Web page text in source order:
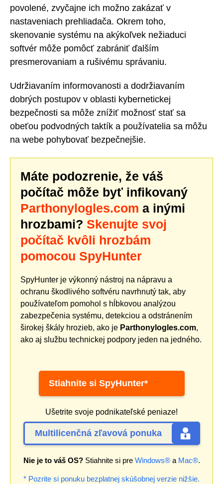
povolené, zvyčajne ich možno zakázať v
nastaveniach prehliadača. Okrem toho,
skenovanie systému na akýkoľvek nežiaduci
softvér môže pomôcť zabrániť ďalším
presmerovaniam a rušivému správaniu.
Udržiavaním informovanosti a dodržiavaním
dobrých postupov v oblasti kybernetickej
bezpečnosti sa môže znížiť možnosť stať sa
obeťou podvodných taktík a používatelia sa môžu
na webe pohybovať bezpečnejšie.
Máte podozrenie, že váš
počítač môže byť infikovaný
Parthonylogles.com a inými
hrozbami? Skenujte svoj
počítač kvôli hrozbám
pomocou SpyHunter
SpyHunter je výkonný nástroj na nápravu a
ochranu škodlivého softvéru navrhnutý tak, aby
používateľom pomohol s hĺbkovou analýzou
zabezpečenia systému, detekciou a odstránením
širokej škály hrozieb, ako je Parthonylogles.com,
ako aj službu technickej podpory jeden na jedného.
Stiahnite si SpyHunter*
Ušetrite svoje podnikateľské peniaze!
Multilicenčná zľavová ponuka
Nie je to váš OS?Stiahnite si pre Windows®a Mac®.
* Pozrite si ponuku bezplatnej skúšobnej verzie nižšie.